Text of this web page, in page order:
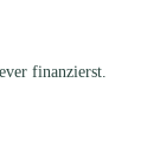
finanzierst.